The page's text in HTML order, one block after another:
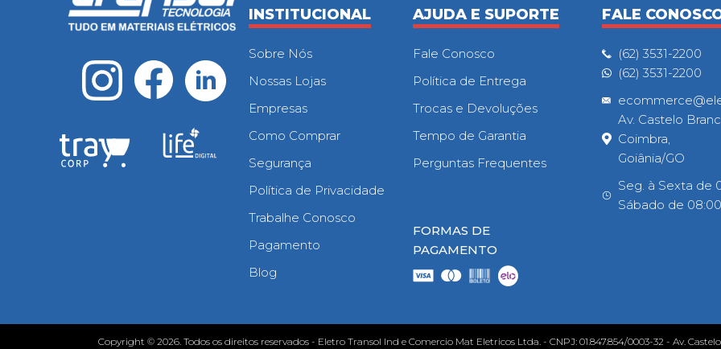
INSTITUCIONAL
Sobre Nós
Nossas Lojas
Empresas
Como Comprar
Segurança
Política de Privacidade
Trabalhe Conosco
Pagamento
Blog
AJUDA E SUPORTE
Fale Conosco
Política de Entrega
Trocas e Devoluções
Tempo de Garantia
Perguntas Frequentes
FORMAS DE
PAGAMENTO
FALE
(62) 3531-2200
(62) 3531-2200
Av. Castelo
Coimbra,
Goiânia/GO
Seg. à Sexta de
Sábado de
Copyright © 2026. Todos os direitos reservados - Eletro Transol Ind e Comercio Mat Eletricos Ltda. - CNPJ: 01.847.854/0003-32 - Av.